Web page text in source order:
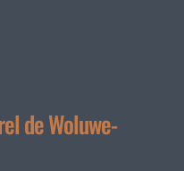
de Woluwe-